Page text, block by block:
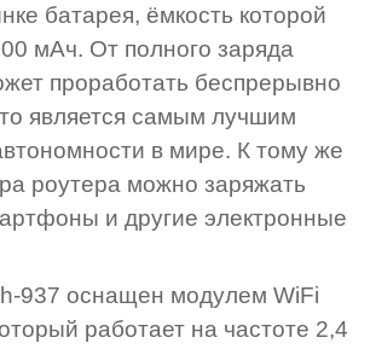
батарея, ёмкость которой
мАч. От полного заряда
проработать беспрерывно
является самым лучшим
в мире. К тому же
роутера можно заряжать
и другие электронные
937 оснащен модулем WiFi
работает на частоте 2,4